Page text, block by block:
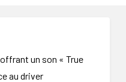
un son « True
au driver